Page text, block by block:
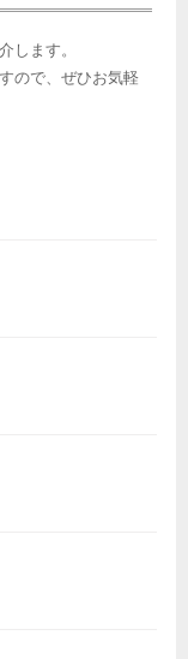
します。
ので、ぜひお気軽